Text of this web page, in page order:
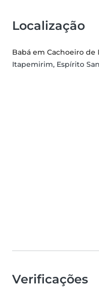
Localização
Babá em Cachoeiro
Itapemirim, Espírito
Verificações